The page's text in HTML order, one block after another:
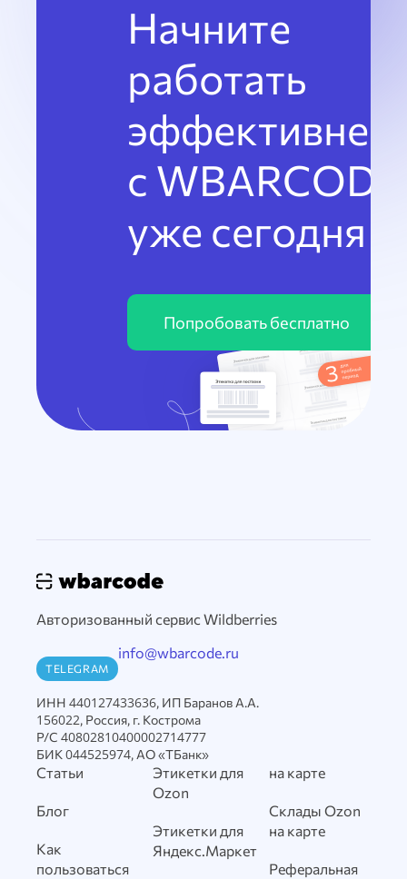
Начните
работать
эффективнее
с WBARCODE
уже сегодня
Попробовать бесплатно
Авторизованный сервис Wildberries
TELEGRAM
info@wbarcode.ru
ИНН 440127433636, ИП Баранов А.А.
156022, Россия, г. Кострома
Р/С 40802810400002714777
БИК 044525974, АО «ТБанк»
Статьи
Блог
Как
пользоваться
Этикетки для
Ozon
Этикетки для
Яндекс.Маркет
на карте
Склады Ozon
на карте
Реферальная